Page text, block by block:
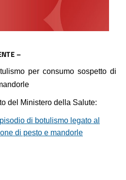
–
per consumo sospetto di
del Ministero della Salute:
di botulismo legato al
di pesto e mandorle